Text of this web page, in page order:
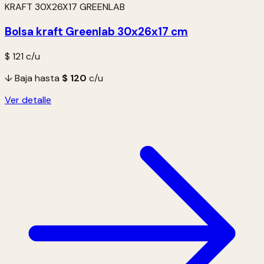
KRAFT 30X26X17 GREENLAB
Bolsa kraft Greenlab 30x26x17 cm
$ 121 c/u
↓ Baja hasta $ 120 c/u
Ver detalle